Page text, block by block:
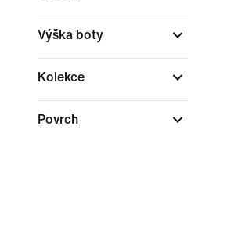
Výška boty
Kolekce
Povrch